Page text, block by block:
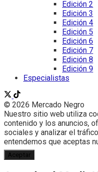
Edición 2
Edición 3
Edición 4
Edición 5
Edición 6
Edición 7
Edición 8
Edición 9
Especialistas
© 2026 Mercado Negro
Nuestro sitio web utiliza
contenido y los anuncios,
sociales y analizar el
entendemos que aceptas
Aceptar